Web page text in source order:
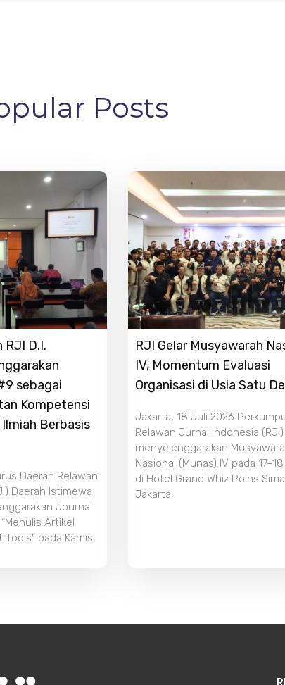
Posts
RJI D.I.
sebagai
Kompetensi
Berbasis
Daerah Relawan
Daerah Istimewa
Journal
Artikel
pada Kamis,
RJI Gelar Musyawarah
IV, Momentum Evaluasi
Organisasi di Usia Satu
Jakarta, 18 Juli 2026
Relawan Jurnal Indonesia (RJI)
menyelenggarakan
Nasional (Munas) IV pada
di Hotel Grand Whiz Poins
Jakarta,